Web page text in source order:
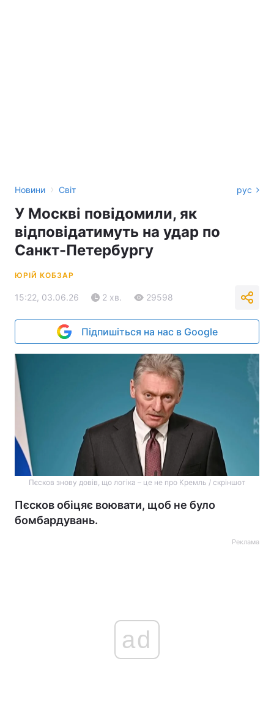
Новини › Світ рус
У Москві повідомили, як
відповідатимуть на удар по
Санкт-Петербургу
ЮРІЙ КОБЗАР
15:22, 03.06.26 2 хв. 29598
Підпишіться на нас в Google
Пєсков знову довів, що логіка – це не про Кремль / скріншот
Пєсков обіцяє воювати, щоб не було
бомбардувань.
Реклама
ad